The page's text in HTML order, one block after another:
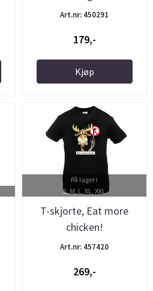
Art.nr: 450291
179,-
Kjøp
På lager i
S, M, L, XL, XXL
T-skjorte, Eat more
chicken!
Art.nr: 457420
269,-